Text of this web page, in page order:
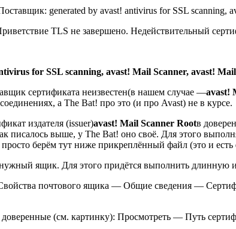
generated by avast! antivirus for SSL scanning,
TLS не завершено. Недействительный
for SSL scanning, avast! Mail Scanner, avast!
сертификата неизвестен(в нашем случае —avast!
а The Bat! про это (и про Avast) не в курсе.
издателя (issuer)avast! Mail Scanner Rootв
писалось выше, у The Bat! оно своё. Для этого
берём тут ниже прикреплённый файл (это и есть
ящик. Для этого придётся выполнить длинную
почтового ящика — Общие сведения —
доверенные (см. картинку): Просмотреть — Путь